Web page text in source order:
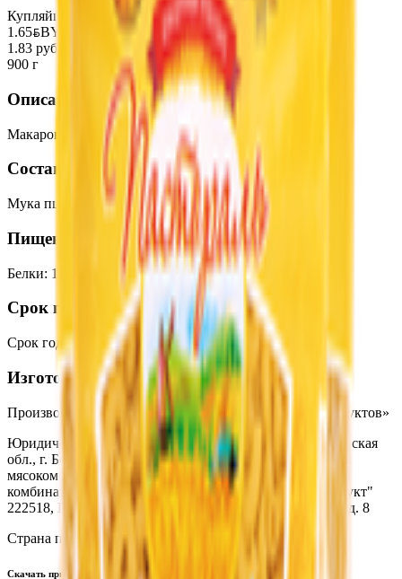
Купляйце Беларускае
1.65BYNBYN
1.83 руб/кг
900 г
Описание
Макаронные изделия группа В высший сорт.
Состав
Мука пшеничная в/с М54-28, вода.
Пищевая ценность на 100г
Белки: 10.4 0.9Углеводы :67.7Калории
Срок годности
Срок годности 24 месяца
Изготовитель
Производитель:
УП «Борисовский комбинат хлебопродуктов»
Юридический адрес:
222516, Республика Беларусь, Минская
обл., г. Борисов, ул. Заводская, 4; Филиал "Борисовский
мясокомбинат" Унитарного предприятия "Борисовский
комбинат хлебопродуктов" ОАО "Минскоблхлебопродукт"
222518, Беларусь, Минская обл., г.Борисов, ул.Демина, д. 8
Страна производства: Республика Беларусь
Скачать приложение